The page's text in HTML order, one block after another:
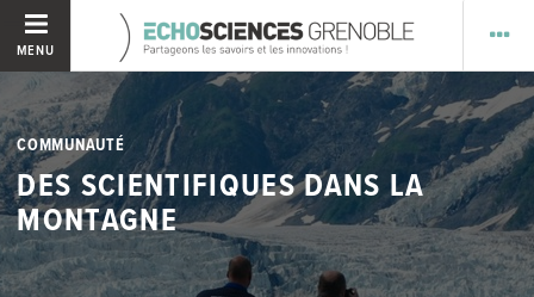
MENU
COMMUNAUTÉ
DES SCIENTIFIQUES DANS LA
MONTAGNE